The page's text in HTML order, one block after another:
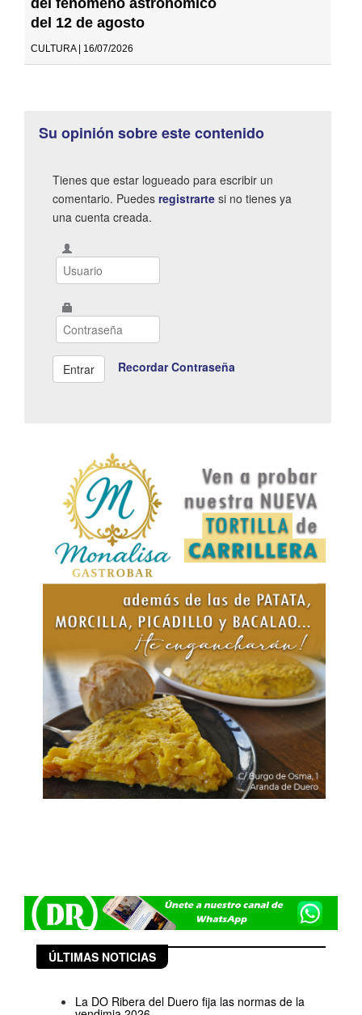
del 12 de agosto
CULTURA | 16/07/2026
Su opinión sobre este contenido
Tienes que estar logueado para escribir un
comentario. Puedes registrarte si no tienes ya
una cuenta creada.
Recordar Contraseña
ÚLTIMAS NOTICIAS
La DO Ribera del Duero fija las normas de la